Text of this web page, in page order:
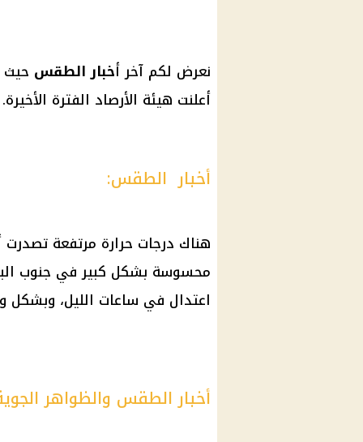
نعرض لكم آخر أخبار الطقس حيث
أعلنت هيئة الأرصاد الفترة الأخيرة.
أخبار الطقس:
هناك درجات حرارة مرتفعة تصدرت
محسوسة بشكل كبير في جنوب
اعتدال في ساعات الليل، وبشكل
أخبار الطقس والظواهر